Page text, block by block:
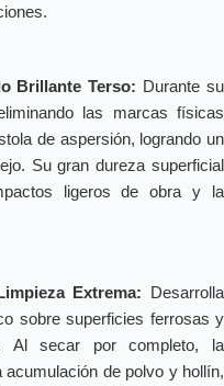
Brillante Terso: Durante su
las marcas físicas
de aspersión, logrando un
Su gran dureza superficial
ligeros de obra y la
Extrema: Desarrolla
sobre superficies ferrosas y
Al secar por completo, la
de polvo y hollín,